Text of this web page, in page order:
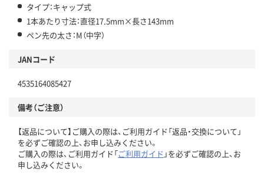
タイプ：キャップ式
1本あたり寸法：直径17.5mm×長さ143mm
ペン先の太さ：M（中字）
JANコード
4535164085427
備考（ご注意）
【返品について】ご購入の際は、ご利用ガイド「返品・交換について」
を必ずご確認の上、お申し込みください。
ご購入の際は、ご利用ガイド「ご利用ガイド 」を必ずご確認の上、お
申し込みください。